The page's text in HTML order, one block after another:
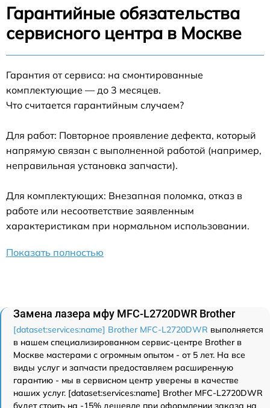
Гарантийные обязательства
сервисного центра в Москве
Гарантия от сервиса: на смонтированные
комплектующие — до 3 месяцев.
Что считается гарантийным случаем?
Для работ: Повторное проявление дефекта, который
напрямую связан с выполненной работой (например,
неправильная установка запчасти).
Для комплектующих: Внезапная поломка, отказ в
работе или несоответствие заявленным
характеристикам при нормальном использовании.
Показать полностью
Замена лазера мфу MFC-L2720DWR Brother
[dataset:services:name] Brother MFC-L2720DWR выполняется
в нашем специализированном сервис-центре Brother в
Москве мастерами с огромным опытом - от 5 лет. На все
виды услуг и запчасти предоставляем расширенную
гарантию - мы в сервисном центр уверены в качестве
наших услуг. [dataset:services:name] Brother MFC-L2720DWR
будет стоить на -15% дешевле при оформлении заказа на